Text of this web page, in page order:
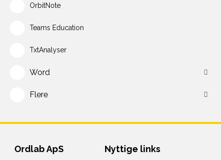
OrbitNote
Teams Education
TxtAnalyser
Word
Flere
Ordlab ApS Nyttige links